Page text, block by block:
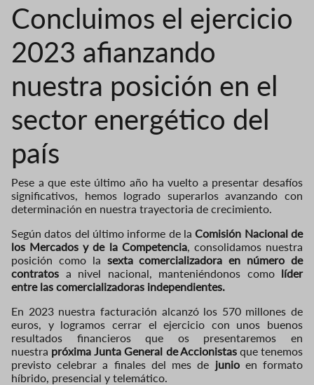
Concluimos el ejercicio
2023 afianzando
nuestra posición en el
sector energético del
país
Pese a que este último año ha vuelto a presentar desafíos
significativos, hemos logrado superarlos avanzando con
determinación en nuestra trayectoria de crecimiento.
Según datos del último informe de laComisión Nacional de
los Mercados y de la Competencia, consolidamos nuestra
posición como la sexta comercializadora en número de
contratos a nivel nacional, manteniéndonos como líder
entre las comercializadoras independientes.
En 2023 nuestra facturación alcanzó los 570 millones de
euros, y logramos cerrar el ejercicio con unos buenos
resultados financieros que os presentaremos en
nuestra próxima Junta General de Accionistasque tenemos
previsto celebrar a finales del mes de junio en formato
híbrido, presencial y telemático.